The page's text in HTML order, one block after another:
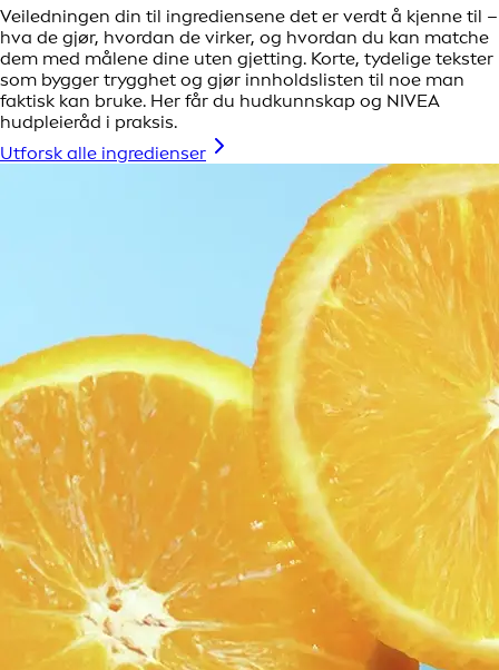
Veiledningen din til ingrediensene det er verdt å kjenne til –
hva de gjør, hvordan de virker, og hvordan du kan matche
dem med målene dine uten gjetting. Korte, tydelige tekster
som bygger trygghet og gjør innholdslisten til noe man
faktisk kan bruke. Her får du hudkunnskap og NIVEA
hudpleieråd i praksis.
Utforsk alle ingredienser